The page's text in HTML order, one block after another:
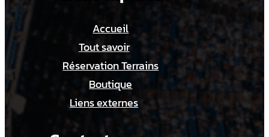
Accueil
Tout savoir
Réservation Terrains
Boutique
Liens externes